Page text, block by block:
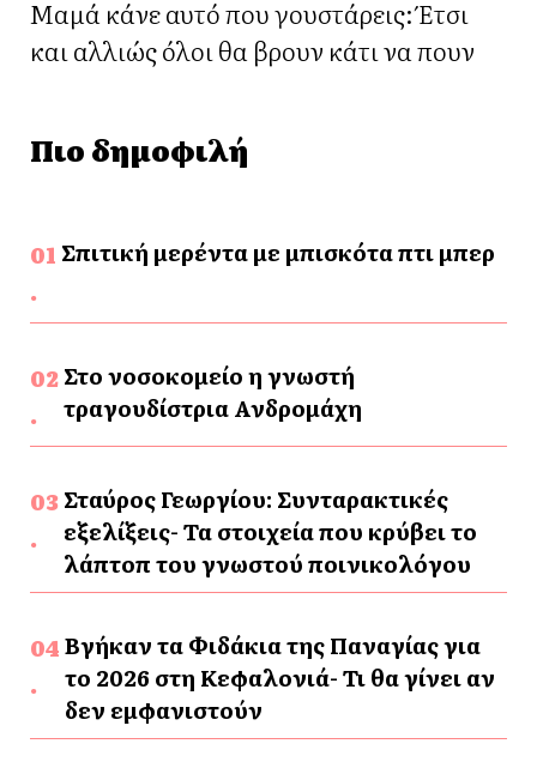
Μαμά κάνε αυτό που γουστάρεις: Έτσι
και αλλιώς όλοι θα βρουν κάτι να πουν
Πιο δημοφιλή
Σπιτική μερέντα με μπισκότα πτι μπερ
Στο νοσοκομείο η γνωστή
τραγουδίστρια Ανδρομάχη
Σταύρος Γεωργίου: Συνταρακτικές
εξελίξεις- Τα στοιχεία που κρύβει το
λάπτοπ του γνωστού ποινικολόγου
Βγήκαν τα Φιδάκια της Παναγίας για
το 2026 στη Κεφαλονιά- Τι θα γίνει αν
δεν εμφανιστούν